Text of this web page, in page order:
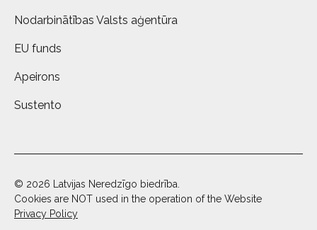
Nodarbinātības Valsts aģentūra
EU funds
Apeirons
Sustento
© 2026 Latvijas Neredzīgo biedrība.
Cookies are NOT used in the operation of the Website
Privacy Policy